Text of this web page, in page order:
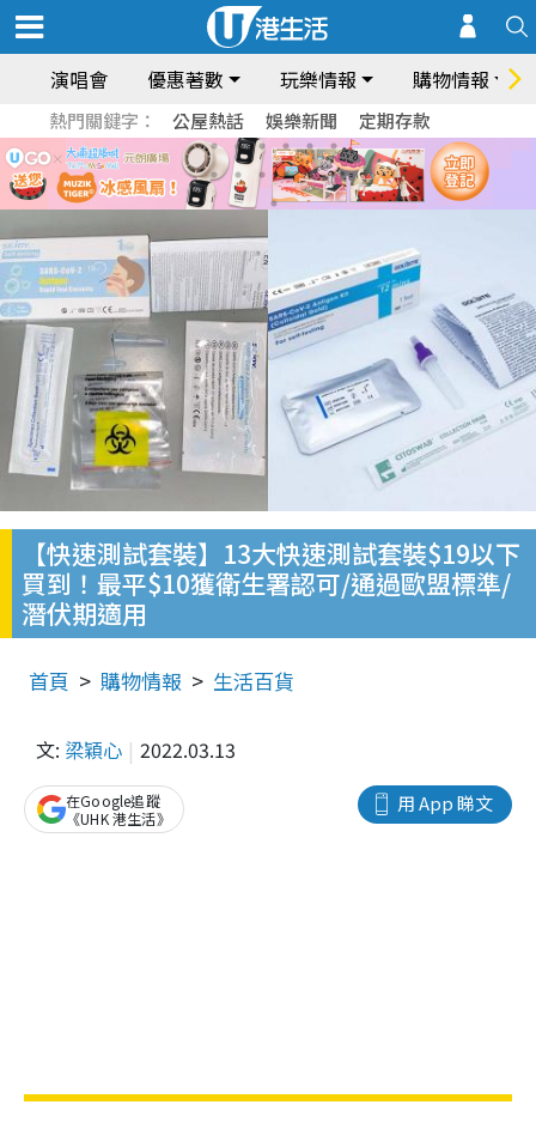
演唱會 優惠著數 玩樂情報 購物情報
熱門關鍵字： 公屋熱話 娛樂新聞 定期存款
【快速測試套裝】13大快速測試套裝$19以下
買到！最平$10獲衛生署認可/通過歐盟標準/
潛伏期適用
首頁 購物情報 生活百貨
文: 梁穎心 2022.03.13
用 App 睇文
在Google追蹤
《UHK 港生活》